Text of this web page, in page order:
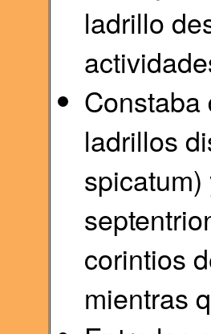
ladrillo
ladrillos
corintios
mientras